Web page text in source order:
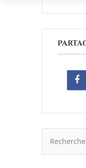
Rechercher :